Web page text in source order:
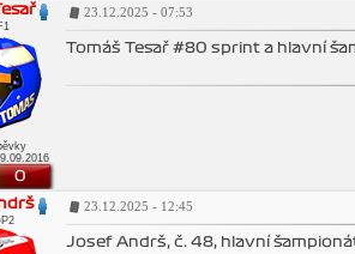
0
23.12.2025 - 07:53
Tomáš Tesař #80 sprint a hlavní
23.12.2025 - 12:45
Josef Andrš, č. 48, hlavní